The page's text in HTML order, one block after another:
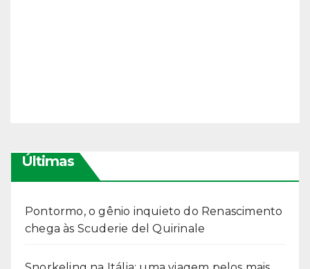
Últimas
Pontormo, o gênio inquieto do Renascimento
chega às Scuderie del Quirinale